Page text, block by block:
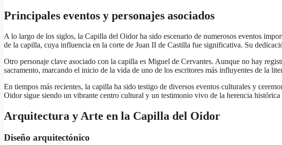
Principales eventos y personajes asociados
A lo largo de los siglos, la Capilla del Oidor ha sido escenario de numerosos eventos
de la capilla, cuya influencia en la corte de Juan II de Castilla fue significativa. Su
Otro personaje clave asociado con la capilla es Miguel de Cervantes. Aunque no hay
sacramento, marcando el inicio de la vida de uno de los escritores más influyentes de la
En tiempos más recientes, la capilla ha sido testigo de diversos eventos culturales y
Oidor sigue siendo un vibrante centro cultural y un testimonio vivo de la herencia histórica
Arquitectura y Arte en la Capilla del Oidor
Diseño arquitectónico